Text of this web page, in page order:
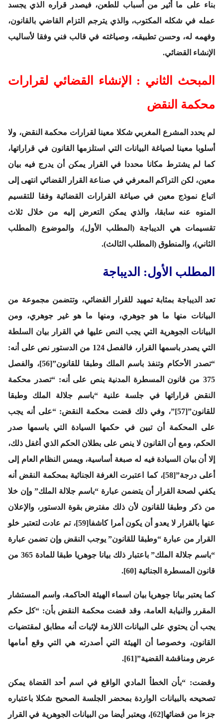
بناء على ما أثير من أسباب للطعن، فيصدر قراره الذي يجسد
عمله في شكله المكتوب، والذي يترجم التزام القاضي بالقانون،
وفهمه له، وحسن تطبيقه، وصياغته في قالب فني وفقا لأساليب
الإنشاء القضائي.
المبحث الثاني : الإنشاء القضائي لقرارات
محكمة النقض
لم يحدد المشرع المغربي شكلا معينا لقرارات محكمة النقض، ولا
أسلوبا معينا لصياغة البيانات التي استلزمها القانون في قراراتها،
كما لم يشترط مكانا محددا في القرار يمكن أن يدرج فيه بيان
معين، لكن التراكم المعرفي في صناعة القرار القضائي انتهى إلى
اتباع نموذج معين في صياغة القرارات القضائية وفقا للتقسيم
المنوه عنه سابقا، والذي يمكن التعرض إليه من خلال ثلاث
تقسيمات هي الديباجة (المطلب الأول)، والموضوع (المطلب
الثاني)، والمنطوق (المطلب الثالث).
المطلب الأول: الديباجة
تعد الديباجة بمثابة تمهيد للقرار القضائي، وتتضمن مجموعة من
البيانات منها ما هو جوهري، ومنها ما هو غير جوهري، ومن
البيانات الجوهرية التي يجب النص عليها في القرار بيان السلطة
التي يصدر باسمها القرار، فالفصل 124 من الدستور نص على أنه:
“تصدر الأحكام وتنفذ باسم الملك وطبقا للقانون”[56]، والفصل
375 من قانون المسطرة المدنية ينص على أنه: “تصدر محكمة
النقض قراراتها في جلسة علنية “باسم جلالة الملك وطبقا
للقانون”[57]”، وفي ذلك قضت محكمة النقض: “على أنه يجب
على المحكمة أن تبين في حكمها السيادة التي باسمها صدر
الحكم، ومع أن القانون لا ينص على بطلان الحكم الذي أغفل ذلك،
إلا أن بيان السيادة فيه له صبغة أساسية، ويمس النظام العام إلى
أعلى درجة”[58]، كما اعتبرت الغرفة الجنائية بمحكمة النقض أنه
يكفي لصحة القرار أن يتضمن عبارة “باسم جلالة الملك” وإن خلا
من ذكر وطبقا للقانون لأن ذلك مفترض بقوة الدستور، والإعلان
عنها بالقرار لا يعدو أن يكون أمرا كاشفا[59]، تم عادت لتعتبر خلو
القرار من عبارة “وطبقا للقانون” يوجب النقض وإن تضمن عبارة
“باسم جلالة الملك” باعتبار ذلك بيانا جوهريا طبقا للمادة 365 من
قانون المسطرة الجنائية [60].
كما يعتبر بيانا جوهريا بيان اسماء الهيئة الحاكمة، واسم المستشار
المقرر والنيابة العامة، وقد قضت محكمة النقض بأن: “كل حكم
يجب أن يحتوي على البيانات اللازمة لإثبات أنه مطابق لمقتضيات
القانون، وخصوصا أن الهيئة التي أصدرته هي التي وقع أمامها
عرض ومناقشة القضية”[61].
وقضت: “بأن الخطأ المادي الواقع في اسم أحد القضاة يمكن
تصحيحه بالبيانات الواردة بمحضر الجلسة الصحيح شكلا باعتباره
جزءا من قضائها[62]، ويعتبر أيضا من البيانات الجوهرية في القرار